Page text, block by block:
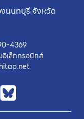
นนทบุรี จังหวัด
4369
เล็กทรอนิกส์